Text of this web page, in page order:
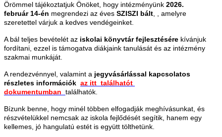
Örömmel tájékoztatjuk Önöket, hogy intézményünk 2026.
február 14-én megrendezi az éves SZISZI bált, , amelyre
szeretettel várjuk a kedves vendégeinket.
A bál teljes bevételét az iskolai könyvtár fejlesztésére kívánjuk
fordítani, ezzel is támogatva diákjaink tanulását és az intézmény
szakmai munkáját.
A rendezvénnyel, valamint a jegyvásárlással kapcsolatos
részletes információk az itt találhatót
dokumentumban találhatók.
Bízunk benne, hogy minél többen elfogadják meghívásunkat, és
részvételükkel nemcsak az iskola fejlődését segítik, hanem egy
kellemes, jó hangulatú estét is együtt tölthetünk.